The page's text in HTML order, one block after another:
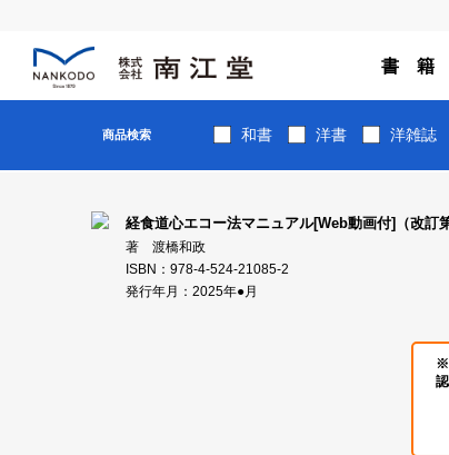
書 籍
商品検索 和書 洋書 洋雑誌
経食道心エコー法マニュアル[Web動画付]（改訂第
著 渡橋和政
ISBN：978-4-524-21085-2
発行年月：2025年●月
※